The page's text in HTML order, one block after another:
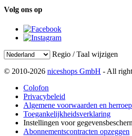
Volg ons op
Regio / Taal wijzigen
© 2010-2026 niceshops GmbH - All
Colofon
Privacybeleid
Algemene voorwaarden en
Toegankelijkheidsverklaring
Instellingen voor
Abonnementscontracten opzeggen